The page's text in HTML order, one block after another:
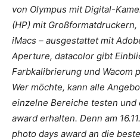
von Olympus mit Digital-
(HP) mit Großformatdruckern,
iMacs – ausgestattet mit
Aperture, datacolor gibt
Farbkalibrierung und Wacom
Wer möchte, kann alle
einzelne Bereiche testen und
award erhalten. Denn am
photo days award an die